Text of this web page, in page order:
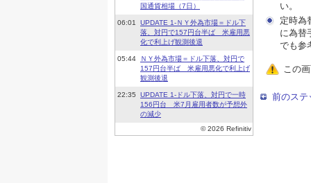
い。
定時為
に為替
でも参
この
前のステ